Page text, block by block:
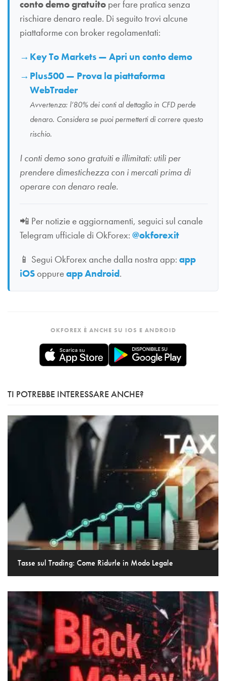
conto demo gratuito per fare pratica senza
rischiare denaro reale. Di seguito trovi alcune
piattaforme con broker regolamentati:
Key To Markets — Apri un conto demo
Plus500 — Prova la piattaforma
WebTrader
Avvertenza: l’80% dei conti al dettaglio in CFD perde
denaro. Considera se puoi permetterti di correre questo
rischio.
I conti demo sono gratuiti e illimitati: utili per
prendere dimestichezza con i mercati prima di
operare con denaro reale.
📲 Per notizie e aggiornamenti, seguici sul canale
Telegram ufficiale di OkForex: @okforexit
📱 Segui OkForex anche dalla nostra app: app
iOSoppureapp Android.
OKFOREX È ANCHE SU IOS E ANDROID
TI POTREBBE INTERESSARE ANCHE?
Tasse sul Trading: Come Ridurle in Modo Legale